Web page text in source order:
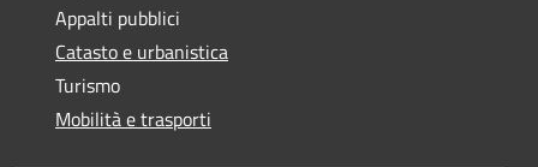
Appalti pubblici
Catasto e urbanistica
Turismo
Mobilità e trasporti